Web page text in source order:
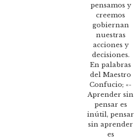
pensamos y
creemos
gobiernan
nuestras
acciones y
decisiones.
En palabras
del Maestro
Confucio; «-
Aprender sin
pensar es
inútil, pensar
sin aprender
es